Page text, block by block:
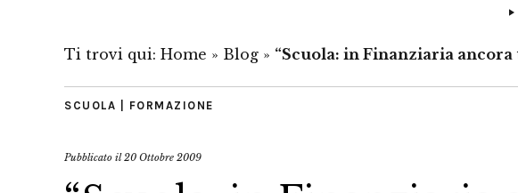
Ti trovi qui: Home » Blog » “Scuola: in Finanziaria
SCUOLA | FORMAZIONE
Pubblicato il20 Ottobre 2009